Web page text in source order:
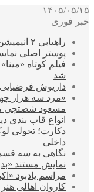
۱۴۰۵/۰۵/۱۵
خبر فوری
راهیابی ۲ انیمیشن سوره به سی‌امین جشنواره فیلم رود آیلند
پوستر اصلی
شد
داریوش
«مرد سه هزار
مسعود شصتچی
انواع قاب بندی
دکارت؛ تحولی
داخلی
نگاهی به سه
نمایش مستند
مراسم یادبود
کاروان اهالی